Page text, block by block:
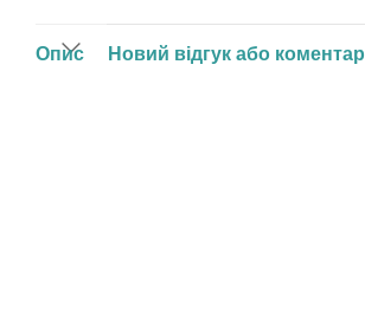
Опис Новий відгук або коментар